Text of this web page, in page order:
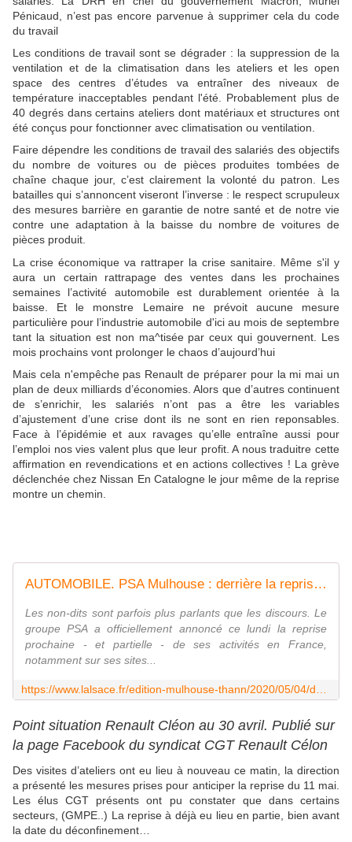
Pénicaud, n’est pas encore parvenue à supprimer cela du code
du travail
Les conditions de travail sont se dégrader : la suppression de la
ventilation et de la climatisation dans les ateliers et les open
space des centres d’études va entraîner des niveaux de
température inacceptables pendant l'été. Probablement plus de
40 degrés dans certains ateliers dont matériaux et structures ont
été conçus pour fonctionner avec climatisation ou ventilation.
Faire dépendre les conditions de travail des salariés des objectifs
du nombre de voitures ou de pièces produites tombées de
chaîne chaque jour, c’est clairement la volonté du patron. Les
batailles qui s’annoncent viseront l’inverse : le respect scrupuleux
des mesures barrière en garantie de notre santé et de notre vie
contre une adaptation à la baisse du nombre de voitures de
pièces produit.
La crise économique va rattraper la crise sanitaire. Même s'il y
aura un certain rattrapage des ventes dans les prochaines
semaines l’activité automobile est durablement orientée à la
baisse. Et le monstre Lemaire ne prévoit aucune mesure
particulière pour l’industrie automobile d'ici au mois de septembre
tant la situation est non ma^tisée par ceux qui gouvernent. Les
mois prochains vont prolonger le chaos d’aujourd’hui
Mais cela n'empêche pas Renault de préparer pour la mi mai un
plan de deux milliards d’économies. Alors que d’autres continuent
de s’enrichir, les salariés n’ont pas a être les variables
d’ajustement d’une crise dont ils ne sont en rien reponsables.
Face à l’épidémie et aux ravages qu’elle entraîne aussi pour
l’emploi nos vies valent plus que leur profit. A nous traduitre cette
affirmation en revendications et en actions collectives ! La grève
déclenchée chez Nissan En Catalogne le jour même de la reprise
montre un chemin.
AUTOMOBILE. PSA Mulhouse : derrière la reprise, un sombre horizon
Les non-dits sont parfois plus parlants que les discours. Le
groupe PSA a officiellement annoncé ce lundi la reprise
prochaine - et partielle - de ses activités en France,
notamment sur ses sites...
Point situation Renault Cléon au 30 avril. Publié sur
la page Facebook du syndicat CGT Renault Célon
Des visites d’ateliers ont eu lieu à nouveau ce matin, la direction
a présenté les mesures prises pour anticiper la reprise du 11 mai.
Les élus CGT présents ont pu constater que dans certains
secteurs, (GMPE..) La reprise à déjà eu lieu en partie, bien avant
la date du déconfinement…